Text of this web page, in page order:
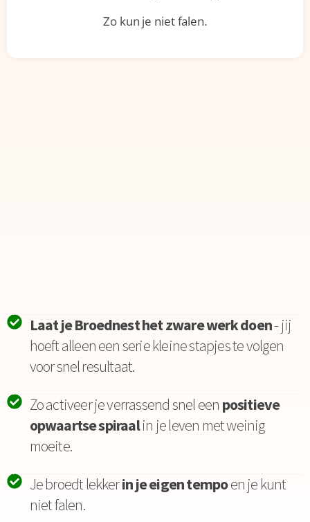
Zo kun je niet falen.
Laat je Broednest het zware werk doen- jij
hoeft alleen een serie kleine stapjes te volgen
voor snel resultaat.
Zo activeer je verrassend snel een positieve
opwaartse spiraalin je leven met weinig
moeite.
Je broedt lekkerin je eigen tempoen je kunt
niet falen.